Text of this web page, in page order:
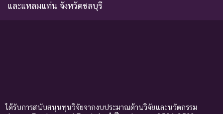
และแหลมแท่น จังหวัดชลบุรี
ได้รับการสนับสนุนทุนวิจัยจากงบประมาณด้านวิจัยและนวัตกรรม